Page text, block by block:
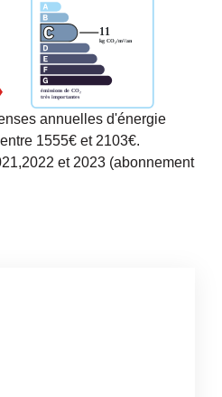
annuelles d'énergie
1555€ et 2103€.
et 2023 (abonnement